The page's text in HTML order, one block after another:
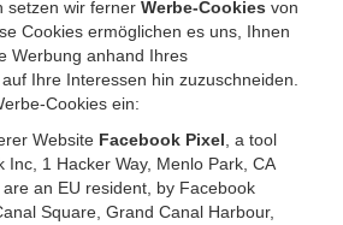
setzen wir ferner Werbe-Cookies von
Cookies ermöglichen es uns, Ihnen
Werbung anhand Ihres
Ihre Interessen hin zuzuschneiden.
Cookies ein:
Website Facebook Pixel , a tool
1 Hacker Way, Menlo Park, CA
an EU resident, by Facebook
Square, Grand Canal Harbour,